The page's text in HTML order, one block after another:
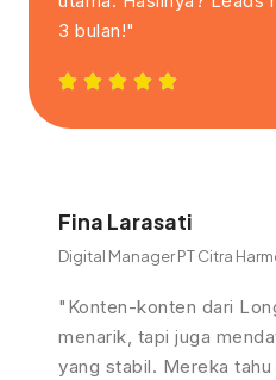
3 bulan!"
Fina Larasati
Digital Manager PT Citra
"Konten-konten dari
menarik, tapi juga
yang stabil. Mereka